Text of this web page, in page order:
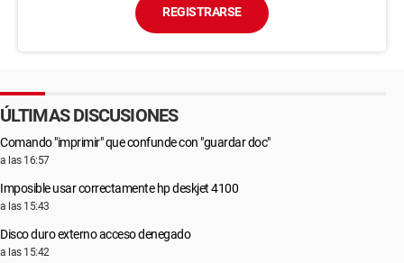
REGISTRARSE
ÚLTIMAS DISCUSIONES
Comando "imprimir" que confunde con "guardar doc"
a las 16:57
Imposible usar correctamente hp deskjet 4100
a las 15:43
Disco duro externo acceso denegado
a las 15:42